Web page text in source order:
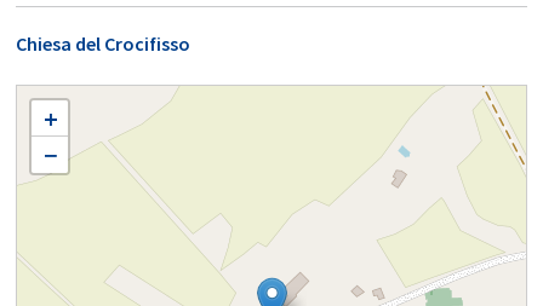
Chiesa del Crocifisso
VILLASTRADA UMBRA SANTA MARIA DELLE GRAZIE
+
−